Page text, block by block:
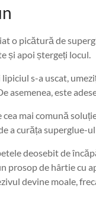
o picătură de
și apoi ștergeți locul.
s-a uscat,
asemenea, este
cea mai comună
a curăța superglue-
deosebit de
prosop de hârtie cu
devine moale,